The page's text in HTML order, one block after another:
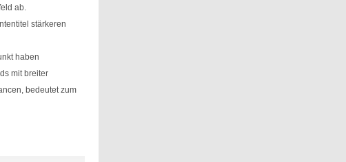
ab.
stärkeren
haben
mit breiter
bedeutet zum